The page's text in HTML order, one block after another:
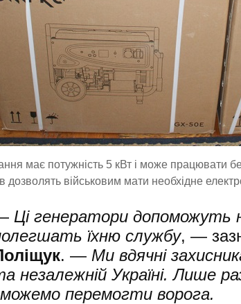
має потужність 5 кВт і може працювати
дозволять військовим мати необхідне
Ці генератори допоможуть
їхню службу, —
. — Ми вдячні
незалежній Україні. Лише
перемогти ворога.